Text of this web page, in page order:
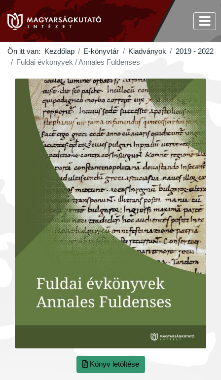
Ön itt van: Kezdőlap E-könyvtár Kiadványok
2019 - 2022
Fuldai évkönyvek / Annales Fuldenses
Könyv letöltése